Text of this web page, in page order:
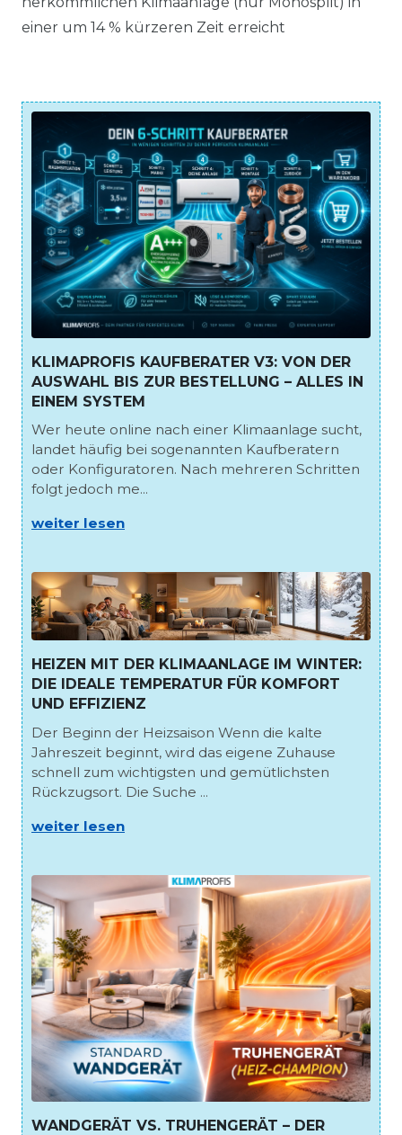
einer um 14 % kürzeren Zeit erreicht
KLIMAPROFIS KAUFBERATER V3: VON DER
AUSWAHL BIS ZUR BESTELLUNG – ALLES IN
EINEM SYSTEM
Wer heute online nach einer Klimaanlage sucht,
landet häufig bei sogenannten Kaufberatern
oder Konfiguratoren. Nach mehreren Schritten
folgt jedoch me...
weiter lesen
HEIZEN MIT DER KLIMAANLAGE IM WINTER:
DIE IDEALE TEMPERATUR FÜR KOMFORT
UND EFFIZIENZ
Der Beginn der Heizsaison Wenn die kalte
Jahreszeit beginnt, wird das eigene Zuhause
schnell zum wichtigsten und gemütlichsten
Rückzugsort. Die Suche ...
weiter lesen
WANDGERÄT VS. TRUHENGERÄT – DER